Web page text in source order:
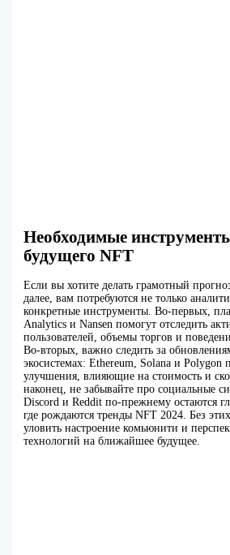
Необходимые
будущего NFT
Если вы хотите делать грамотный
далее, вам потребуются не только
конкретные инструменты. Во-первых,
Analytics и Nansen помогут отследить
пользователей, объемы торгов и
Во-вторых, важно следить за
экосистемах: Ethereum, Solana и Polygon
улучшения, влияющие на стоимость и
наконец, не забывайте про социальные
Discord и Reddit по-прежнему остаются
где рождаются тренды NFT 2024. Без
уловить настроение комьюнити и
технологий на ближайшее будущее.